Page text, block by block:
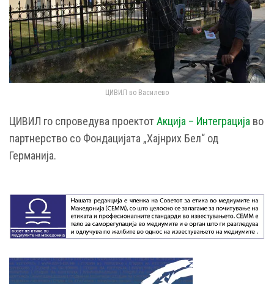
ЦИВИЛ во Василево
ЦИВИЛ го спроведува проектотАкција – Интеграција во
партнерство со Фондацијата „Хајнрих Бел“ од
Германија.